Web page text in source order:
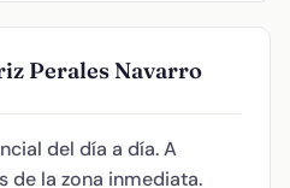
Perales Navarro
del día a día. A
de la zona inmediata.